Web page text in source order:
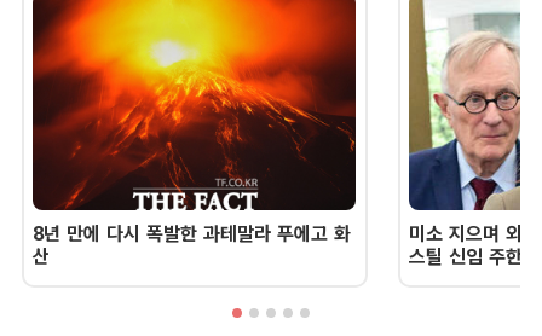
8년 만에 다시 폭발한 과테말라 푸에고 화
산
미소 지으며 외
스틸 신임 주한